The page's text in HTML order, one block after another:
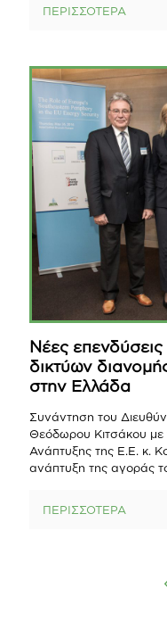
ΠΕΡΙΣΣΟΤΕΡΑ
Νέες
δικτύων
στην Ελλάδα
Συνάντηση του
Θεόδωρου Κιτσάκου με
Ανάπτυξης της Ε.Ε. κ.
ανάπτυξη της αγοράς
ΠΕΡΙΣΣΟΤΕΡΑ